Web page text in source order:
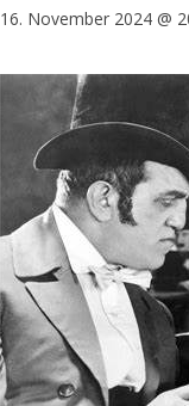
16. November 2024 @